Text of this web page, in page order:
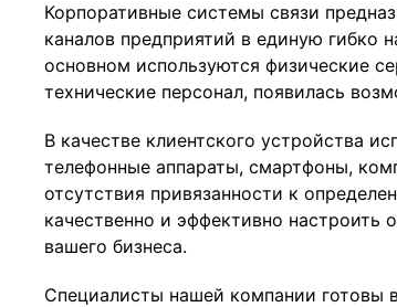
Корпоративные системы связи
каналов предприятий в единую гибко
основном используются физические
технические персонал, появилась
В качестве клиентского устройства
телефонные аппараты, смартфоны,
отсутствия привязанности к
качественно и эффективно
вашего бизнеса.
Специалисты нашей компании готовы